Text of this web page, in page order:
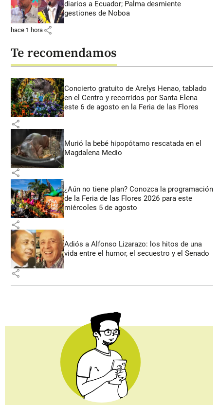
diarios a Ecuador; Palma desmiente
gestiones de Noboa
hace 1 hora share
Te recomendamos
Concierto gratuito de Arelys Henao, tablado
en el Centro y recorridos por Santa Elena
este 6 de agosto en la Feria de las Flores
share
Murió la bebé hipopótamo rescatada en el
Magdalena Medio
share
¿Aún no tiene plan? Conozca la programación
de la Feria de las Flores 2026 para este
miércoles 5 de agosto
share
Adiós a Alfonso Lizarazo: los hitos de una
vida entre el humor, el secuestro y el Senado
share